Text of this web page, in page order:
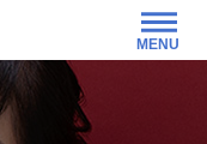
MENU